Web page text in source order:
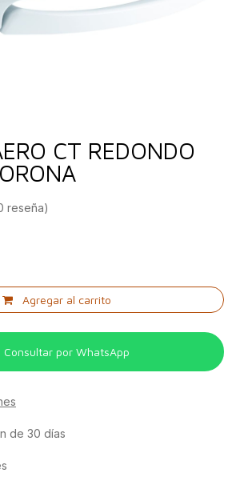
CT REDONDO
reseña)
Agregar al carrito
Consultar por WhatsApp
de 30 días